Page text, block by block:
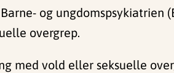
og ungdomspsykiatrien
overgrep.
med vold eller seksuelle